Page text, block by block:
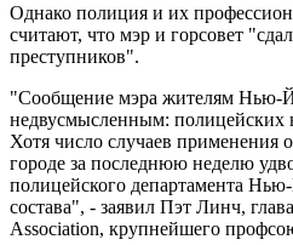
Однако полиция и их
считают, что мэр и горсовет
преступников".
"Сообщение мэра жителям Нью-
недвусмысленным: полицейских
Хотя число случаев применения
городе за последнюю неделю
полицейского департамента
состава", - заявил Пэт Линч,
Association, крупнейшего